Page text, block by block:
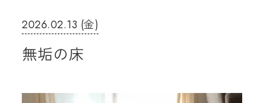
2026.02.13 (金)
無垢の床